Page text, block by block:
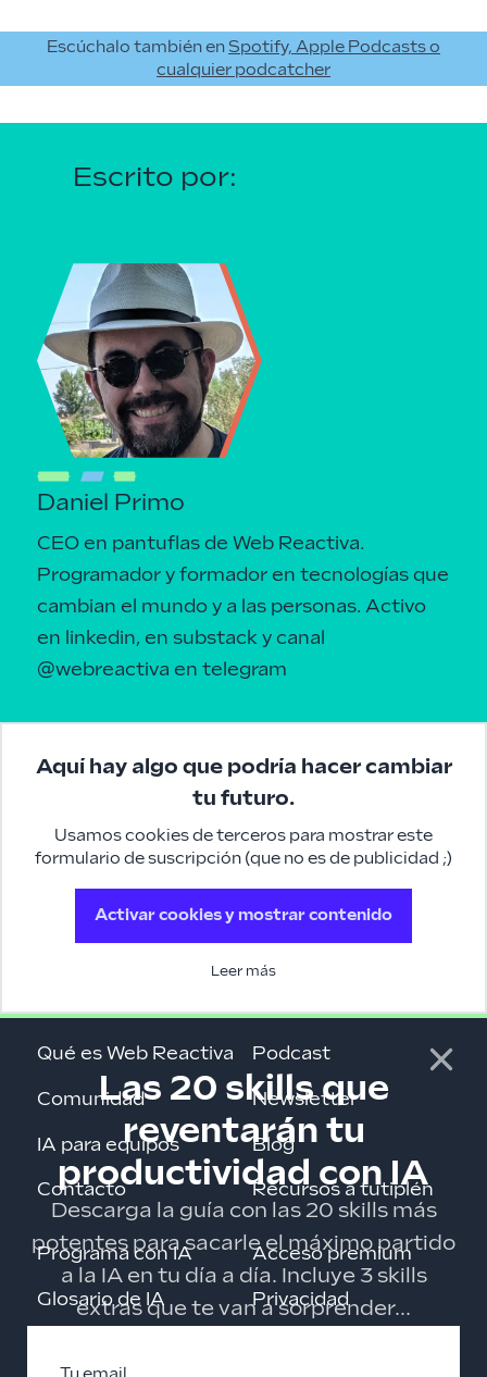
Escúchalo también en Spotify, Apple Podcasts o
cualquier podcatcher
Escrito por:
Daniel Primo
CEO en pantuflas de Web Reactiva.
Programador y formador en tecnologías que
cambian el mundo y a las personas. Activo
en linkedin, en substack y canal
@webreactiva en telegram
Aquí hay algo que podría hacer cambiar
tu futuro.
Usamos cookies de terceros para mostrar este
formulario de suscripción (que no es de publicidad ;)
Activar cookies y mostrar contenido
Leer más
Las 20 skills que
reventarán tu
productividad con IA
Descarga la guía con las 20 skills más
potentes para sacarle el máximo partido
a la IA en tu día a día. Incluye 3 skills
extras que te van a sorprender...
Qué es Web Reactiva
Comunidad
IA para equipos
Contacto
Podcast
Newsletter
Blog
Recursos a tutiplén
Programa con IA
Glosario de IA
Acceso premium
Privacidad